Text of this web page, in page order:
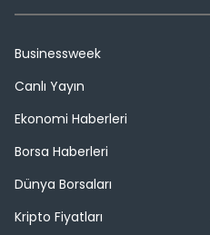
Businessweek
Canlı Yayın
Ekonomi Haberleri
Borsa Haberleri
Dünya Borsaları
Kripto Fiyatları